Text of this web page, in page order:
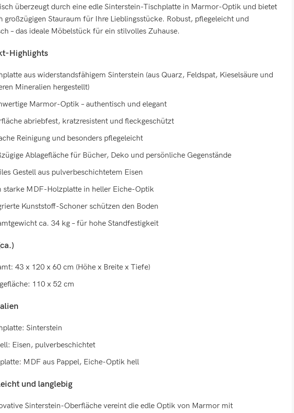
überzeugt durch eine edle Sinterstein-Tischplatte in Marmor-Optik und bietet
großzügigen Stauraum für Ihre Lieblingsstücke. Robust, pflegeleicht und
– das ideale Möbelstück für ein stilvolles Zuhause.
Highlights
aus widerstandsfähigem Sinterstein (aus Quarz, Feldspat, Kieselsäure und
Mineralien hergestellt)
Marmor-Optik – authentisch und elegant
abriebfest, kratzresistent und fleckgeschützt
Reinigung und besonders pflegeleicht
Ablagefläche für Bücher, Deko und persönliche Gegenstände
Gestell aus pulverbeschichtetem Eisen
starke MDF-Holzplatte in heller Eiche-Optik
Kunststoff-Schoner schützen den Boden
ca. 34 kg – für hohe Standfestigkeit
43 x 120 x 60 cm (Höhe x Breite x Tiefe)
110 x 52 cm
Sinterstein
Eisen, pulverbeschichtet
MDF aus Pappel, Eiche-Optik hell
und langlebig
Sinterstein-Oberfläche vereint die edle Optik von Marmor mit